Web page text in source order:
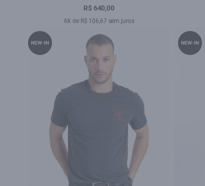
R$ 640,00
6X de R$ 106,67 sem juros
NEW-IN NEW-IN